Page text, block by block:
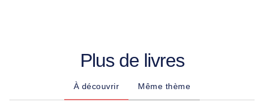
Plus de livres
À découvrir Même thème